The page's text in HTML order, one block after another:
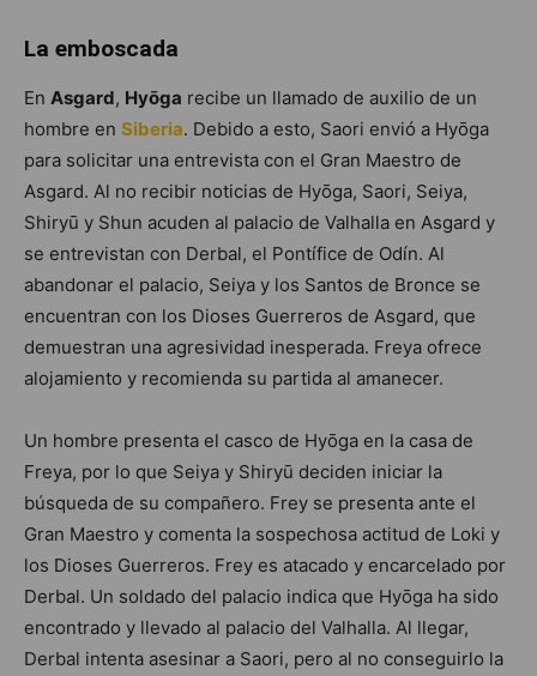
La emboscada
En Asgard, Hyōga recibe un llamado de auxilio de un
hombre en Siberia. Debido a esto, Saori envió a Hyōga
para solicitar una entrevista con el Gran Maestro de
Asgard. Al no recibir noticias de Hyōga, Saori, Seiya,
Shiryū y Shun acuden al palacio de Valhalla en Asgard y
se entrevistan con Derbal, el Pontífice de Odín. Al
abandonar el palacio, Seiya y los Santos de Bronce se
encuentran con los Dioses Guerreros de Asgard, que
demuestran una agresividad inesperada. Freya ofrece
alojamiento y recomienda su partida al amanecer.
Un hombre presenta el casco de Hyōga en la casa de
Freya, por lo que Seiya y Shiryū deciden iniciar la
búsqueda de su compañero. Frey se presenta ante el
Gran Maestro y comenta la sospechosa actitud de Loki y
los Dioses Guerreros. Frey es atacado y encarcelado por
Derbal. Un soldado del palacio indica que Hyōga ha sido
encontrado y llevado al palacio del Valhalla. Al llegar,
Derbal intenta asesinar a Saori, pero al no conseguirlo la